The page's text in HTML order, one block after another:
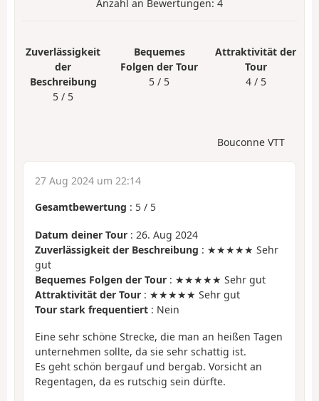
Anzahl an Bewertungen: 4
Zuverlässigkeit
der
Beschreibung
5 / 5
Bequemes
Folgen der Tour
5 / 5
Attraktivität der
Tour
4 / 5
Bouconne VTT
27 Aug 2024 um 22:14
Gesamtbewertung : 5 / 5
Datum deiner Tour : 26. Aug 2024
Zuverlässigkeit der Beschreibung : ★★★★★ Sehr
gut
Bequemes Folgen der Tour : ★★★★★ Sehr gut
Attraktivität der Tour : ★★★★★ Sehr gut
Tour stark frequentiert : Nein
Eine sehr schöne Strecke, die man an heißen Tagen
unternehmen sollte, da sie sehr schattig ist.
Es geht schön bergauf und bergab. Vorsicht an
Regentagen, da es rutschig sein dürfte.